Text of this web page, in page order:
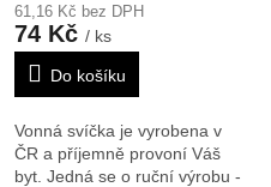
61,16 Kč bez DPH
74 Kč / ks
Do košíku
Vonná svíčka je vyrobena v
ČR a příjemně provoní Váš
byt. Jedná se o ruční výrobu -